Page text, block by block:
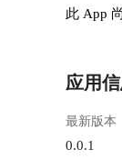
此 App
应用
最新版本
0.0.1